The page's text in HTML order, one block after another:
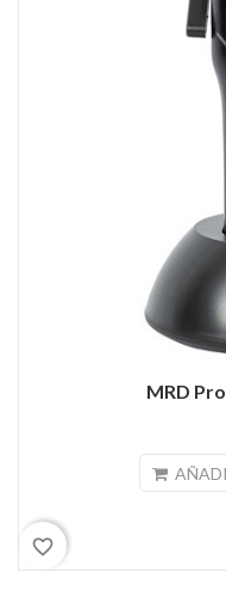
MRD
favorite_border